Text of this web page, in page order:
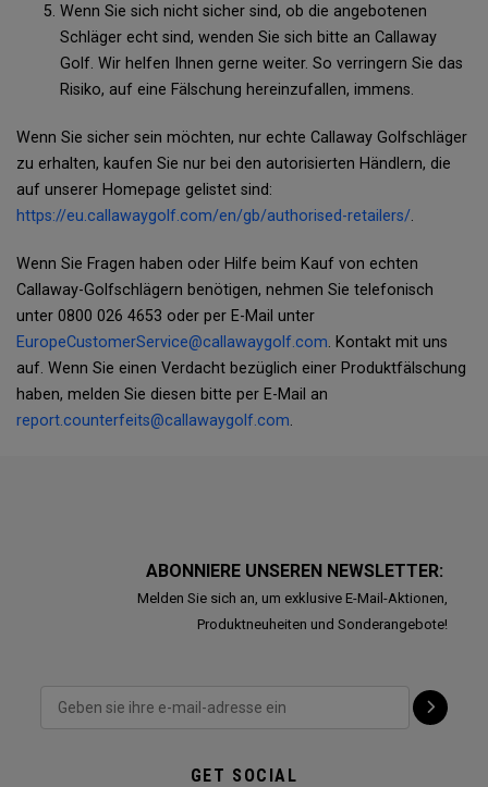
Wenn Sie sich nicht sicher sind, ob die angebotenen
Schläger echt sind, wenden Sie sich bitte an Callaway
Golf. Wir helfen Ihnen gerne weiter. So verringern Sie das
Risiko, auf eine Fälschung hereinzufallen, immens.
Wenn Sie sicher sein möchten, nur echte Callaway Golfschläger
zu erhalten, kaufen Sie nur bei den autorisierten Händlern, die
auf unserer Homepage gelistet sind:
https://eu.callawaygolf.com/en/gb/authorised-retailers/.
Wenn Sie Fragen haben oder Hilfe beim Kauf von echten
Callaway-Golfschlägern benötigen, nehmen Sie telefonisch
unter 0800 026 4653 oder per E-Mail unter
EuropeCustomerService@callawaygolf.com. Kontakt mit uns
auf. Wenn Sie einen Verdacht bezüglich einer Produktfälschung
haben, melden Sie diesen bitte per E-Mail an
report.counterfeits@callawaygolf.com.
ABONNIERE UNSEREN NEWSLETTER:
Melden Sie sich an, um exklusive E-Mail-Aktionen,
Produktneuheiten und Sonderangebote!
GET SOCIAL